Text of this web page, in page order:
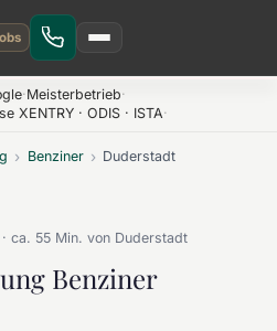
·Meisterbetrieb·
XENTRY · ODIS · ISTA·
› Benziner › Duderstadt
ca. 55 Min. von Duderstadt
Benziner